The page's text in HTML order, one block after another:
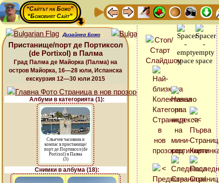
“Сайтът на Божо”
“Божовият Сайт”
Дизайнер Божо
Пристанище/порт де Портиксол
(de Portixol) в Палма
Град Палма де Майорка (Палма) на
остров Майорка, 16—28 юли, Испанска
екскурзия 12—30 юли 2015
Албуми в категорията (1):
Слънчев часовник и
компас в пристанище/
порт де Портиксол (de
Portixol) в Палма
(3)
Снимки в албума (18):